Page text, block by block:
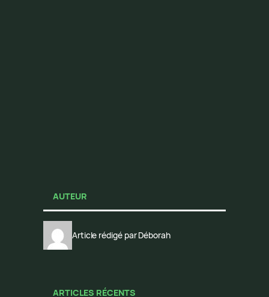
AUTEUR
Article rédigé par Déborah
ARTICLES RÉCENTS